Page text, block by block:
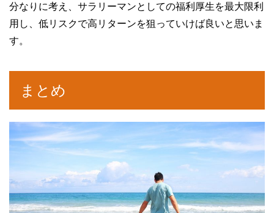
分なりに考え、サラリーマンとしての福利厚生を最大限利
用し、低リスクで高リターンを狙っていけば良いと思いま
す。
まとめ